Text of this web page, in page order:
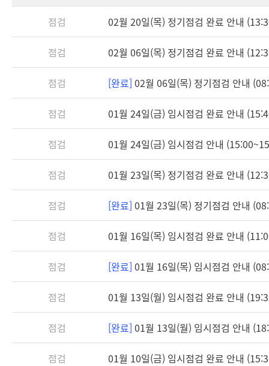
점검 02월 20일(목) 정기점검 완료 안내
점검 02월 06일(목) 정기점검 완료 안내
점검 [완료] 02월 06일(목) 정기점검 안내
점검 01월 24일(금) 임시점검 완료 안내
점검 01월 24일(금) 임시점검 안내
점검 01월 23일(목) 정기점검 완료 안내
점검 [완료] 01월 23일(목) 정기점검 안내
점검 01월 16일(목) 임시점검 완료 안내
점검 [완료] 01월 16일(목) 임시점검 안내
점검 01월 13일(월) 임시점검 완료 안내
점검 [완료] 01월 13일(월) 임시점검 안내
점검 01월 10일(금) 임시점검 완료 안내